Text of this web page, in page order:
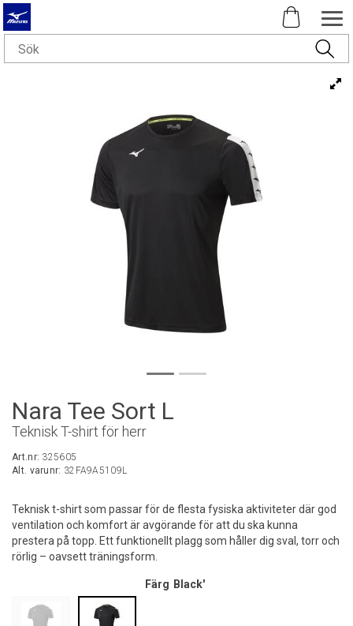
Nara Tee Sort L
Teknisk T-shirt för herr
Art.nr: 325605
Alt. varunr: 32FA9A5109L
Teknisk t-shirt som passar för de flesta fysiska aktiviteter där god
ventilation och komfort är avgörande för att du ska kunna
prestera på topp. Ett funktionellt plagg som håller dig sval, torr och
rörlig – oavsett träningsform.
Färg Black'